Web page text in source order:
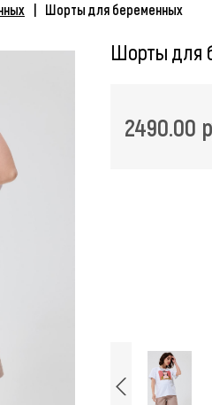
Шорты для беременных
Шорты для
2490.00